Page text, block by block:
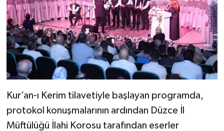
Kur’an-ı Kerim tilavetiyle başlayan programda,
protokol konuşmalarının ardından Düzce İl
Müftülüğü İlahi Korosu tarafından eserler
Burdur Müftülüğü
Bursa Müftülüğü
Çanakkale Müftülüğü
Çorum Müftülüğü
Ekonomi
Duyurular
Podcast
Biyografiler